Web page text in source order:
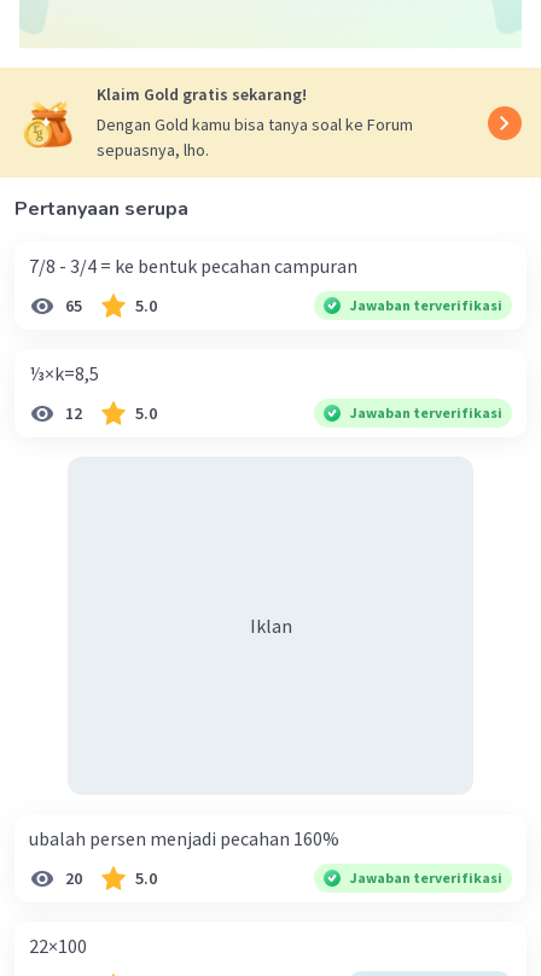
Klaim Gold gratis sekarang!
Dengan Gold kamu bisa tanya soal ke Forum
sepuasnya, lho.
Pertanyaan serupa
7/8 - 3/4 = ke bentuk pecahan campuran
65 5.0 Jawaban terverifikasi
⅓×k=8,5
12 5.0 Jawaban terverifikasi
Iklan
ubalah persen menjadi pecahan 160%
20 5.0 Jawaban terverifikasi
22×100